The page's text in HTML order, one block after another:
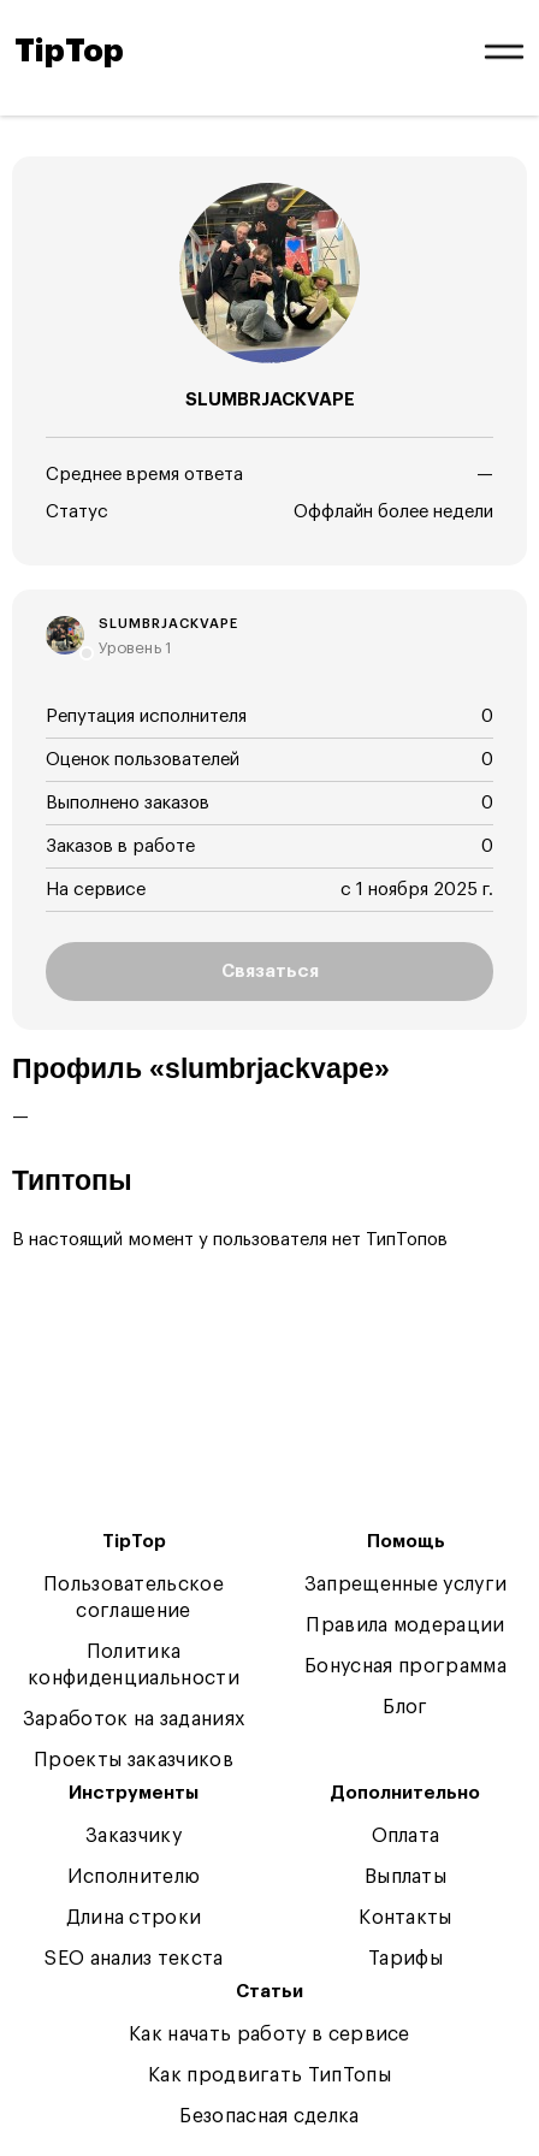
TipTop
SLUMBRJACKVAPE
Среднее время ответа —
Статус Оффлайн более недели
SLUMBRJACKVAPE
Уровень 1
Репутация исполнителя 0
Оценок пользователей 0
Выполнено заказов 0
Заказов в работе 0
На сервисе с 1 ноября 2025 г.
Связаться
Профиль «slumbrjackvape»
—
Типтопы
В настоящий момент у пользователя нет ТипТопов
TipTop
Пользовательское
соглашение
Политика
конфиденциальности
Заработок на заданиях
Проекты заказчиков
Помощь
Запрещенные услуги
Правила модерации
Бонусная программа
Блог
Инструменты
Заказчику
Исполнителю
Длина строки
SEO анализ текста
Дополнительно
Оплата
Выплаты
Контакты
Тарифы
Статьи
Как начать работу в сервисе
Как продвигать ТипТопы
Безопасная сделка